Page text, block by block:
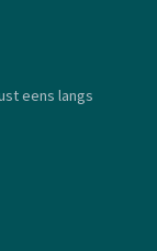
eens langs